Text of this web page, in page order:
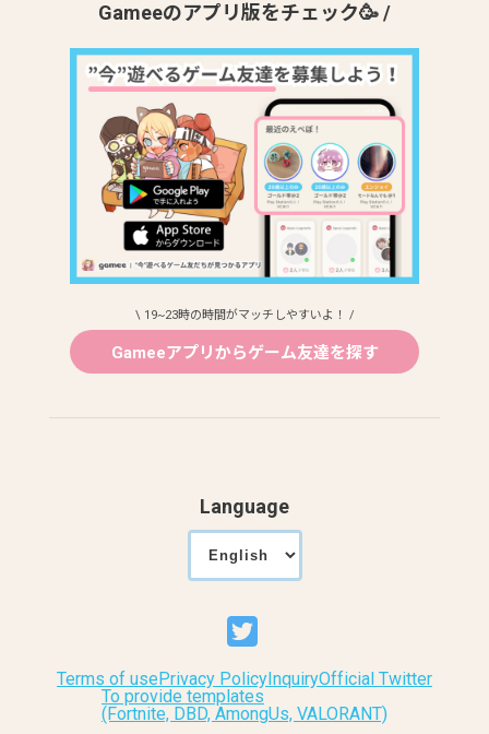
Gameeのアプリ版をチェック🥳 /
\ 19~23時の時間がマッチしやすいよ！ /
Gameeアプリからゲーム友達を探す
Language
Terms of usePrivacy Policy InquiryOfficial Twitter
To provide templates
(Fortnite, DBD, AmongUs, VALORANT)